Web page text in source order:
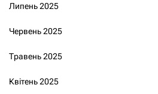
Липень 2025
Червень 2025
Травень 2025
Квітень 2025